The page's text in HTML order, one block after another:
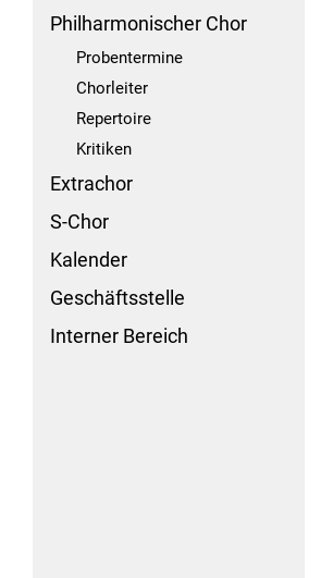
Philharmonischer Chor
Probentermine
Chorleiter
Repertoire
Kritiken
Extrachor
S-Chor
Kalender
Geschäftsstelle
Interner Bereich